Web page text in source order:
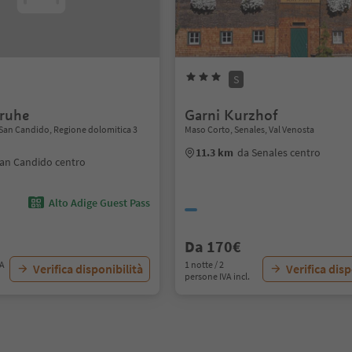
Candido, Regione dolomitica 3
Candido centro
Alto Adige Guest Pass
Verifica disponibilità
S
Garni Kurzhof
Maso Corto, Senales, Val Venosta
11.3 km da Senales centro
Da 170€
1 notte / 2
persone IVA incl.
Verifica